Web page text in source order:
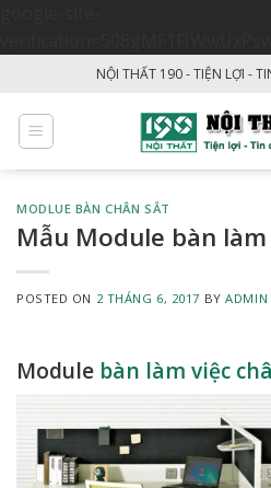
content
NỘI THẤT 190 - TIỆN LỢI -
MODLUE BÀN CHÂN SẮT
Mẫu Module bàn
POSTED ON 2 THÁNG 6, 2017 BYADMIN
Module bàn làm việc